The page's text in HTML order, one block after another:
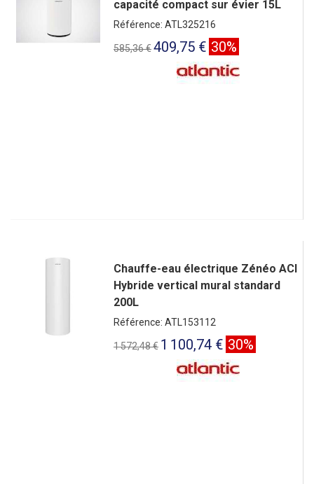
capacité compact sur évier 15L
Référence: ATL325216
585,36 €409,75 € 30%
Chauffe-eau électrique Zénéo ACI
Hybride vertical mural standard
200L
Référence: ATL153112
1 572,48 € 1 100,74 € 30%